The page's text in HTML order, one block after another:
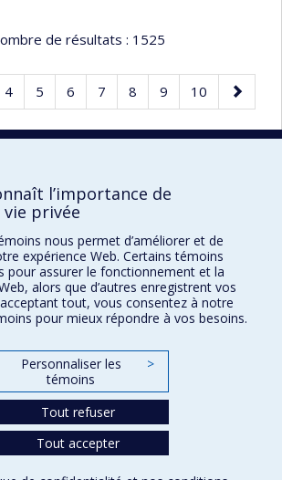
de résultats : 1525
Page
4 Page
5 Page
6 Page
7 Page
8 Page
9 Page
10
Page
suivante
sciences de l'éducation
2S9
l’importance de
privée
nous permet d’améliorer et de
expérience Web. Certains témoins
pour assurer le fonctionnement et la
alors que d’autres enregistrent vos
tout, vous consentez à notre
pour mieux répondre à vos besoins.
Personnaliser les
témoins
>
Tout refuser
Tout accepter